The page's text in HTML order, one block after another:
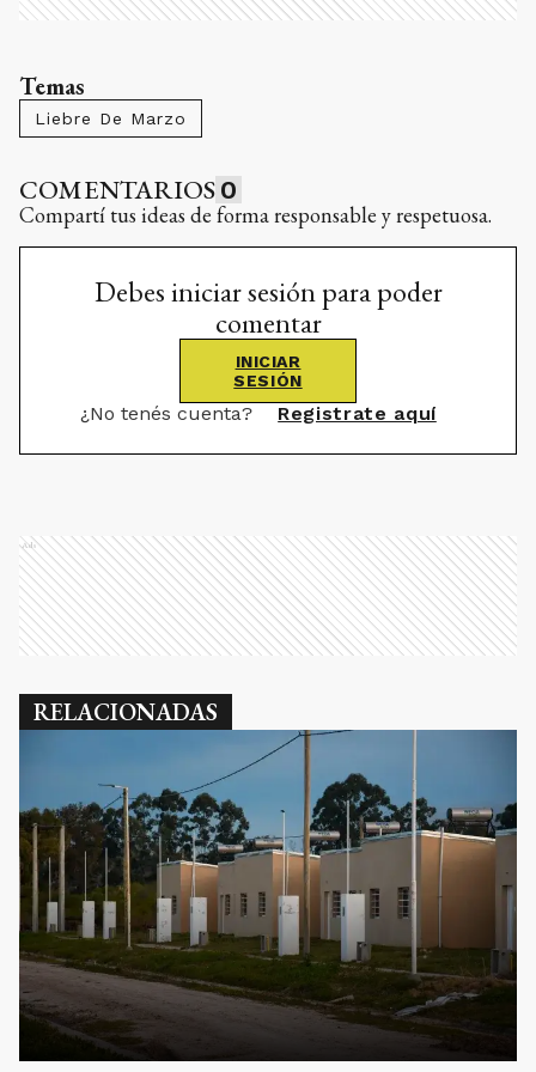
Temas
Liebre De Marzo
COMENTARIOS 0
Compartí tus ideas de forma responsable y respetuosa.
Debes iniciar sesión para poder
comentar
INICIAR
SESIÓN
¿No tenés cuenta? Registrate aquí
Ads
RELACIONADAS